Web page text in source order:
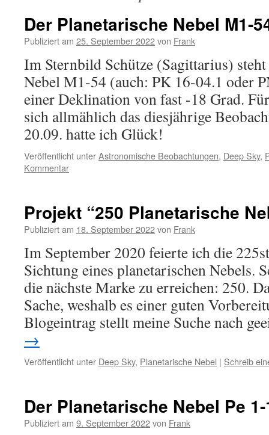
Der Planetarische Nebel M1-
Publiziert am 25. September 2022von Frank
Im Sternbild Schütze (Sagittarius)
Nebel M1-54 (auch: PK 16-04.1 oder
einer Deklination von fast -18 Grad.
sich allmählich das diesjährige
20.09. hatte ich Glück!
Veröffentlicht unterAstronomische Beobachtungen, Deep Sky,
Kommentar
Projekt “250 Planetarische
Publiziert am 18. September 2022von Frank
Im September 2020 feierte ich die
Sichtung eines planetarischen Nebels.
die nächste Marke zu erreichen: 250.
Sache, weshalb es einer guten
Blogeintrag stellt meine Suche nach
→
Veröffentlicht unter Deep Sky, Planetarische Nebel | Schreib
Der Planetarische Nebel Pe
Publiziert am 9. September 2022von Frank